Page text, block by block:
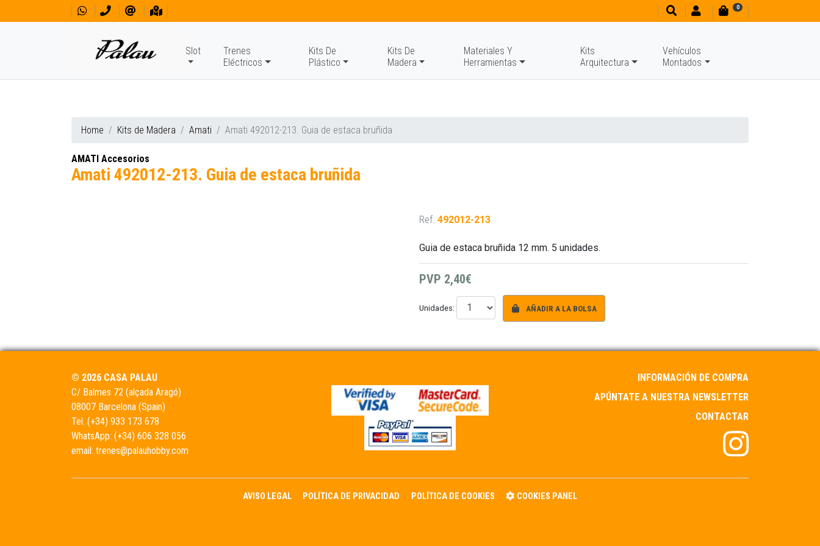
0
Slot
Trenes
Eléctricos
Kits De
Plástico
Kits De
Madera
Materiales Y
Herramientas
Kits
Arquitectura
Vehículos
Montados
Home Kits de Madera Amati Amati 492012-213. Guia de estaca bruñida
AMATI Accesorios
Amati 492012-213. Guia de estaca bruñida
Ref. 492012-213
Guia de estaca bruñida 12 mm. 5 unidades.
PVP 2,40€
Unidades: AÑADIR A LA BOLSA
© 2026 CASA PALAU
C/ Balmes 72 (alçada Aragó)
08007 Barcelona (Spain)
Tel. (+34) 933 173 678
WhatsApp: (+34) 606 328 056
email: trenes@palauhobby.com
INFORMACIÓN DE COMPRA
APÚNTATE A NUESTRA NEWSLETTER
CONTACTAR
AVISO LEGAL POLÍTICA DE PRIVACIDAD POLÍTICA DE COOKIES COOKIES PANEL